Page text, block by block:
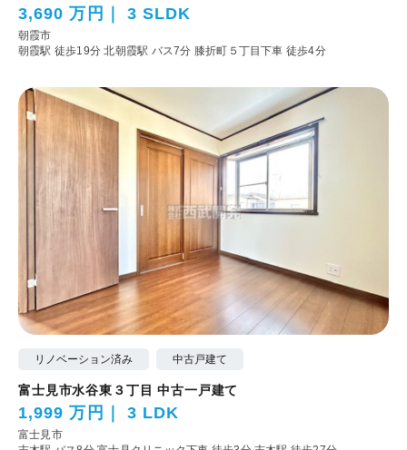
3,690 万円 3 SLDK
朝霞市
朝霞駅 徒歩19分北朝霞駅 バス7分 膝折町５丁目下車 徒歩4分
リノベーション済み 中古戸建て
富士見市水谷東３丁目 中古一戸建て
1,999 万円 3 LDK
富士見市